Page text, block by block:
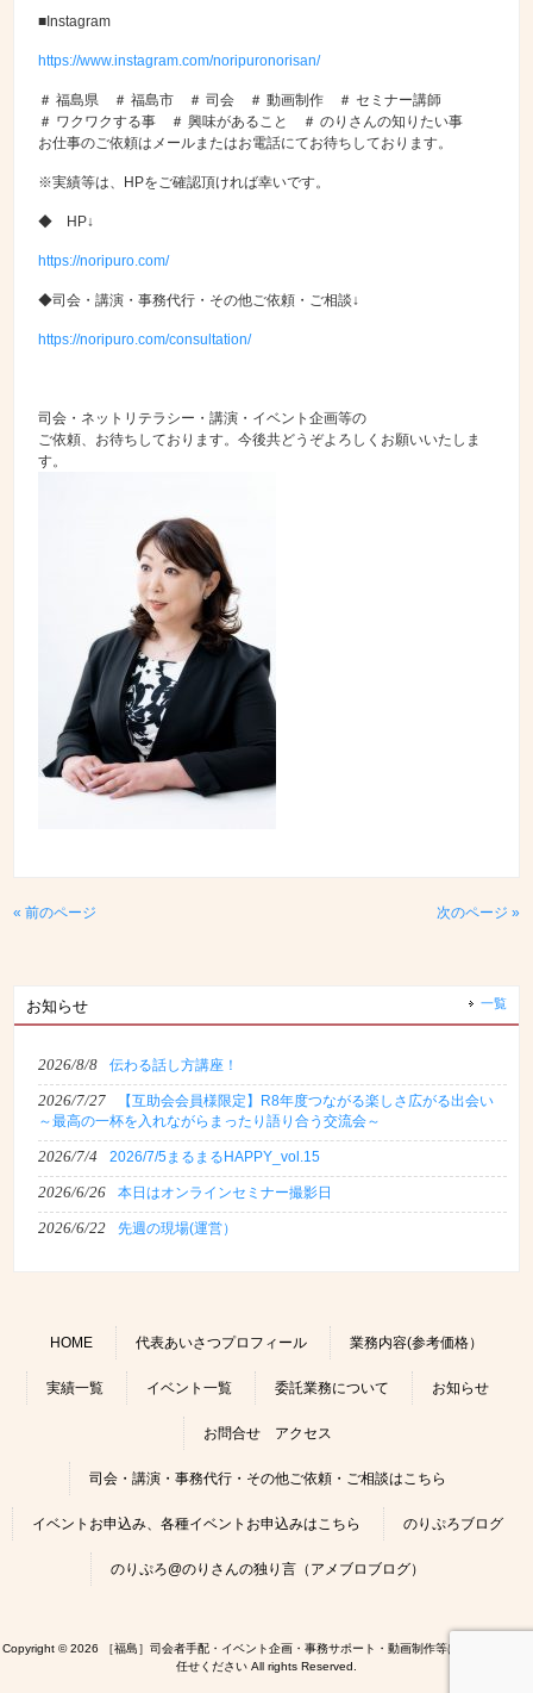
■Instagram
https://www.instagram.com/noripuronorisan/
＃ 福島県 ＃ 福島市 ＃ 司会 ＃ 動画制作 ＃ セミナー講師
＃ ワクワクする事 ＃ 興味があること ＃ のりさんの知りたい事
お仕事のご依頼はメールまたはお電話にてお待ちしております。
※実績等は、HPをご確認頂ければ幸いです。
◆ HP↓
https://noripuro.com/
◆司会・講演・事務代行・その他ご依頼・ご相談↓
https://noripuro.com/consultation/
司会・ネットリテラシー・講演・イベント企画等の
ご依頼、お待ちしております。今後共どうぞよろしくお願いいたしま
す。
« 前のページ 次のページ »
お知らせ 一覧
2026/8/8 伝わる話し方講座！
2026/7/27
【互助会会員様限定】R8年度つながる楽しさ広がる出会い
～最高の一杯を入れながらまったり語り合う交流会～
2026/7/4 2026/7/5まるまるHAPPY_vol.15
2026/6/26 本日はオンラインセミナー撮影日
2026/6/22 先週の現場(運営）
HOME 代表あいさつプロフィール 業務内容(参考価格）
実績一覧 イベント一覧 委託業務について お知らせ
お問合せ アクセス
司会・講演・事務代行・その他ご依頼・ご相談はこちら
イベントお申込み、各種イベントお申込みはこちら のりぷろブログ
のりぷろ@のりさんの独り言（アメブロブログ）
Copyright © 2026 ［福島］司会者手配・イベント企画・事務サポート・動画制作等はのりぷろにお
任せください All rights Reserved.